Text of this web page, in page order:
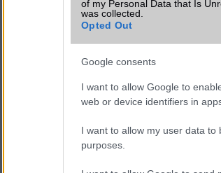
of my Personal Data that Is
was collected.
Opted Out
Google consents
I want to allow Google to
web or device identifiers in
I want to allow my user data
purposes.
Euro Gsm
267.000 Ft (új)